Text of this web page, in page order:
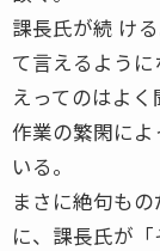
課長氏が続 ける
て言えるよう
えってのはよく
作業の繁閑に
いる。
まさに絶句も
に、課長氏が